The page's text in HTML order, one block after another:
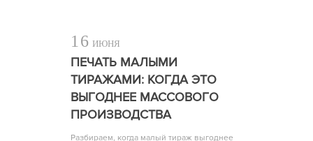
16 ИЮНЯ
ПЕЧАТЬ МАЛЫМИ
ТИРАЖАМИ: КОГДА ЭТО
ВЫГОДНЕЕ МАССОВОГО
ПРОИЗВОДСТВА
Разбираем, когда малый тираж выгоднее